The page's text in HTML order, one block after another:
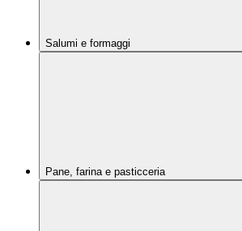
Salumi e formaggi
Pane, farina e pasticceria